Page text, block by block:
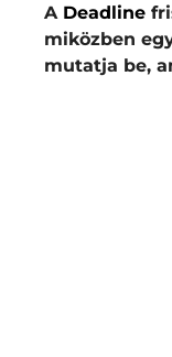
A Deadline
miközben
mutatja be,